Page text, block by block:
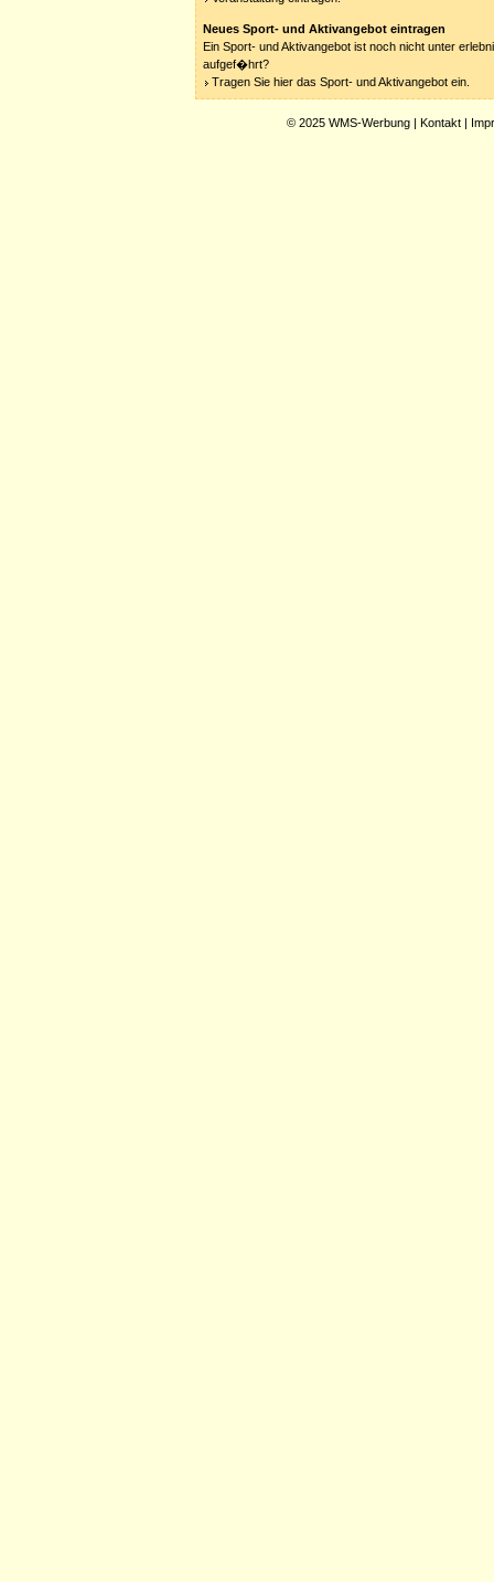
Neues Sport- und Aktivangebot eintragen
Ein Sport- und Aktivangebot ist noch nicht unter
aufgef�hrt?
Tragen Sie hier das Sport- und Aktivangebot ein.
© 2025 WMS-Werbung | Kontakt |